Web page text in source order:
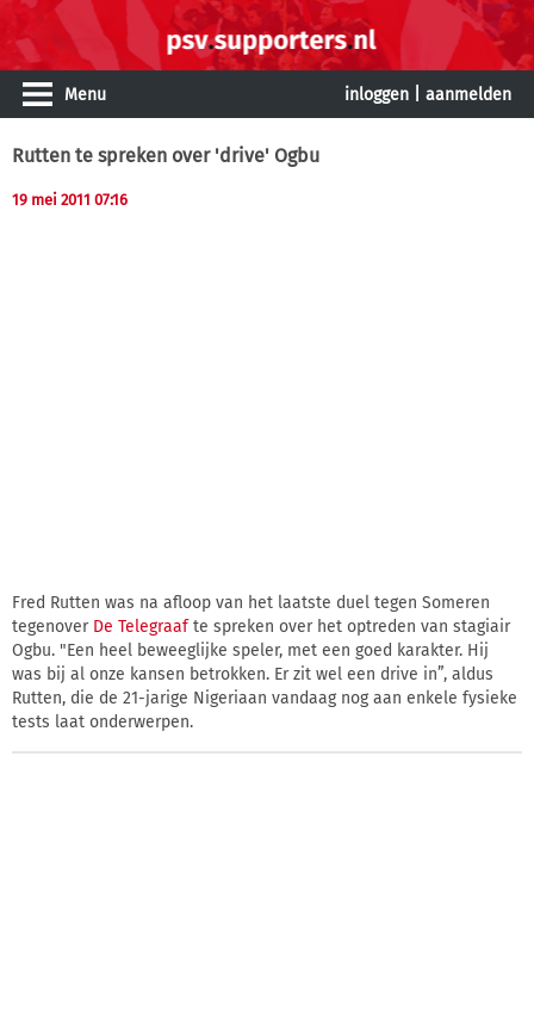
Menu inloggen aanmelden
Rutten te spreken over 'drive' Ogbu
19 mei 2011 07:16
Fred Rutten was na afloop van het laatste duel tegen Someren
tegenover De Telegraafte spreken over het optreden van stagiair
Ogbu. "Een heel beweeglijke speler, met een goed karakter. Hij
was bij al onze kansen betrokken. Er zit wel een drive in”, aldus
Rutten, die de 21-jarige Nigeriaan vandaag nog aan enkele fysieke
tests laat onderwerpen.